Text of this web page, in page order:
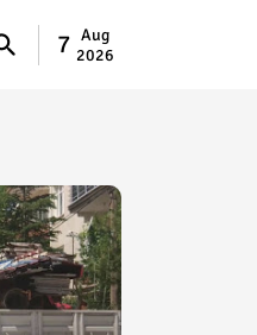
7 Aug
2026